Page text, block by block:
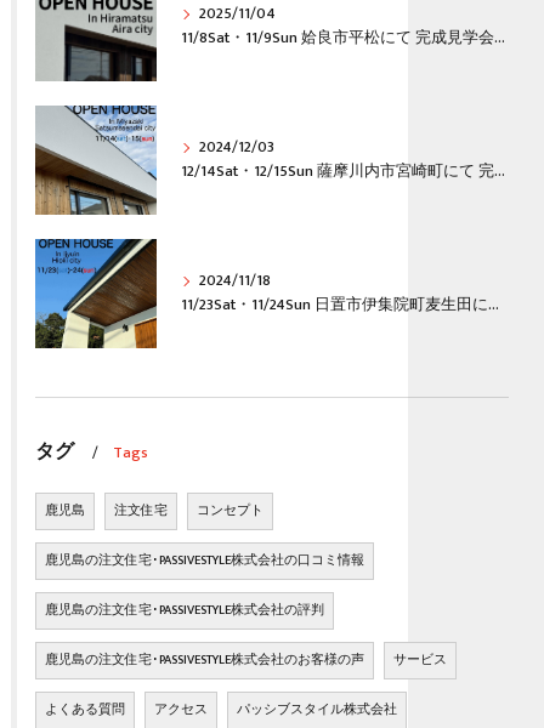
2025/11/04
11/8Sat・11/9Sun 姶良市平松にて 完成見学会開催
2024/12/03
12/14Sat・12/15Sun 薩摩川内市宮崎町にて 完成見学会開催
2024/11/18
11/23Sat・11/24Sun 日置市伊集院町麦生田にて完成見学会開催
タグ Tags
鹿児島 注文住宅 コンセプト
鹿児島の注文住宅･PASSIVESTYLE株式会社の口コミ情報
鹿児島の注文住宅･PASSIVESTYLE株式会社の評判
鹿児島の注文住宅･PASSIVESTYLE株式会社のお客様の声 サービス
よくある質問 アクセス パッシブスタイル株式会社